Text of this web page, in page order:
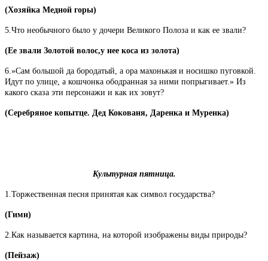
(Хозяйка Медной горы)
5.Что необычного было у дочери Великого Полоза и как ее звали?
(Ее звали Золотой волос,у нее коса из золота)
6.»Сам большой да бородатый, а ора махонькая и носишко пуговкой.
Идут по улице, а кошчонка ободранная за ними попрыгивает.» Из
какого сказа эти персонажи и как их зовут?
(Серебряное копытце. Дед Кокованя, Даренка и Муренка)
Культурная пятница.
1.Торжественная песня принятая как символ государства?
(Гимн)
2.Как называется картина, на которой изображены виды природы?
(Пейзаж)